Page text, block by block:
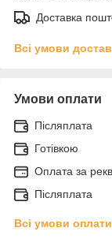
Доставка
Всі умови
Умови оплати
Післяплата
Готівкою
Оплата за
Післяплата
Всі умови оплати